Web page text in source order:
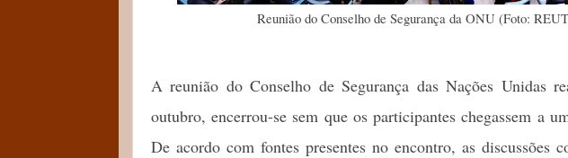
Reunião do Conselho de Segurança da ONU (Foto:
A reunião do Conselho de Segurança das Nações Unidas
outubro, encerrou-se sem que os participantes chegassem a
De acordo com fontes presentes no encontro, as discussões